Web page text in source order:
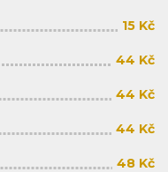
15 Kč
44 Kč
44 Kč
44 Kč
48 Kč